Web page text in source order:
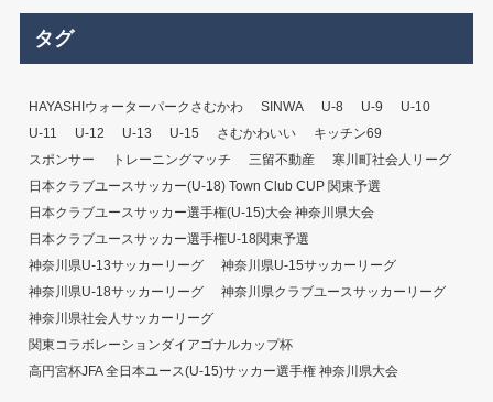
タグ
HAYASHIウォーターパークさむかわ SINWA U-8 U-9
U-10
U-11
U-12 U-13 U-15 さむかわいい
キッチン69
スポンサー
トレーニングマッチ 三留不動産
寒川町社会人リーグ
日本クラブユースサッカー(U-18) Town Club CUP 関東予選
日本クラブユースサッカー選手権(U-15)大会 神奈川県大会
日本クラブユースサッカー選手権U-18関東予選
神奈川県U-13サッカーリーグ
神奈川県U-15サッカーリーグ
神奈川県U-18サッカーリーグ
神奈川県クラブユースサッカーリーグ
神奈川県社会人サッカーリーグ
関東コラボレーションダイアゴナルカップ杯
高円宮杯JFA 全日本ユース(U-15)サッカー選手権 神奈川県大会